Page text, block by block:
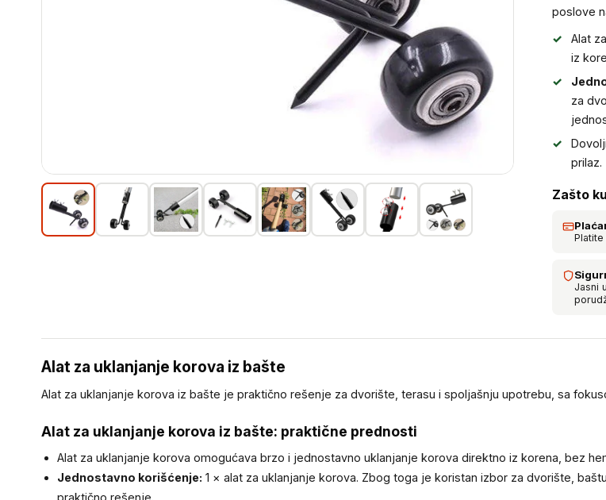
bašte
poslove
Alat
iz
za
prilaz.
Zašto
Jasni
Alat za uklanjanje korova iz bašte
Alat za uklanjanje korova iz bašte je praktično rešenje za dvorište, terasu i spoljašnju upotrebu, sa
Alat za uklanjanje korova iz bašte: praktične prednosti
Alat za uklanjanje korova omogućava brzo i jednostavno uklanjanje korova direktno iz korena, bez
Jednostavno korišćenje: 1 × alat za uklanjanje korova. Zbog toga je koristan izbor za dvorište,
praktično rešenje.